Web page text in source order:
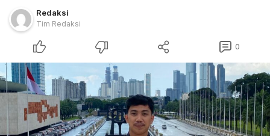
Redaksi
Tim Redaksi
0